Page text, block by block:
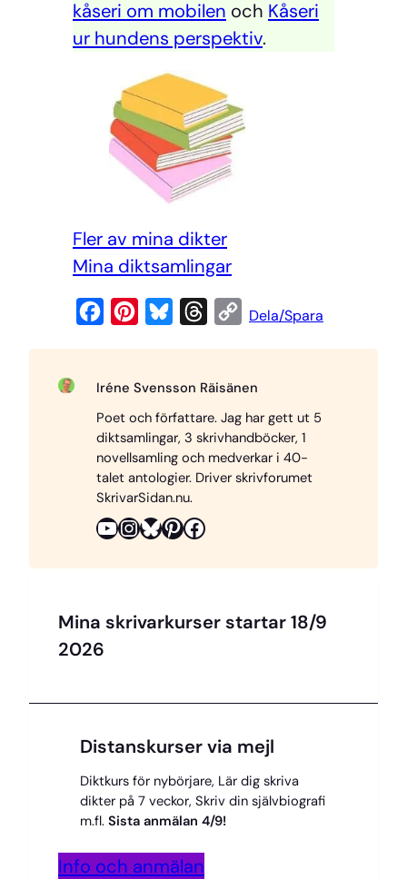
kåseri om mobilen och Kåseri
ur hundens perspektiv.
Fler av mina dikter
Mina diktsamlingar
e
b
o
o
k
t
e
r
e
s
t
e
s
k
y
e
a
d
s
C
y
L
i
n
Dela/Spara
Iréne Svensson Räisänen
Poet och författare. Jag har gett ut 5
diktsamlingar, 3 skrivhandböcker, 1
novellsamling och medverkar i 40-
talet antologier. Driver skrivforumet
SkrivarSidan.nu.
YouTube InstagramBluesky Pinterest Facebook
Mina skrivarkurser startar 18/9
2026
Distanskurser via mejl
Diktkurs för nybörjare, Lär dig skriva
dikter på 7 veckor, Skriv din självbiografi
m.fl. Sista anmälan 4/9!
Info och anmälan